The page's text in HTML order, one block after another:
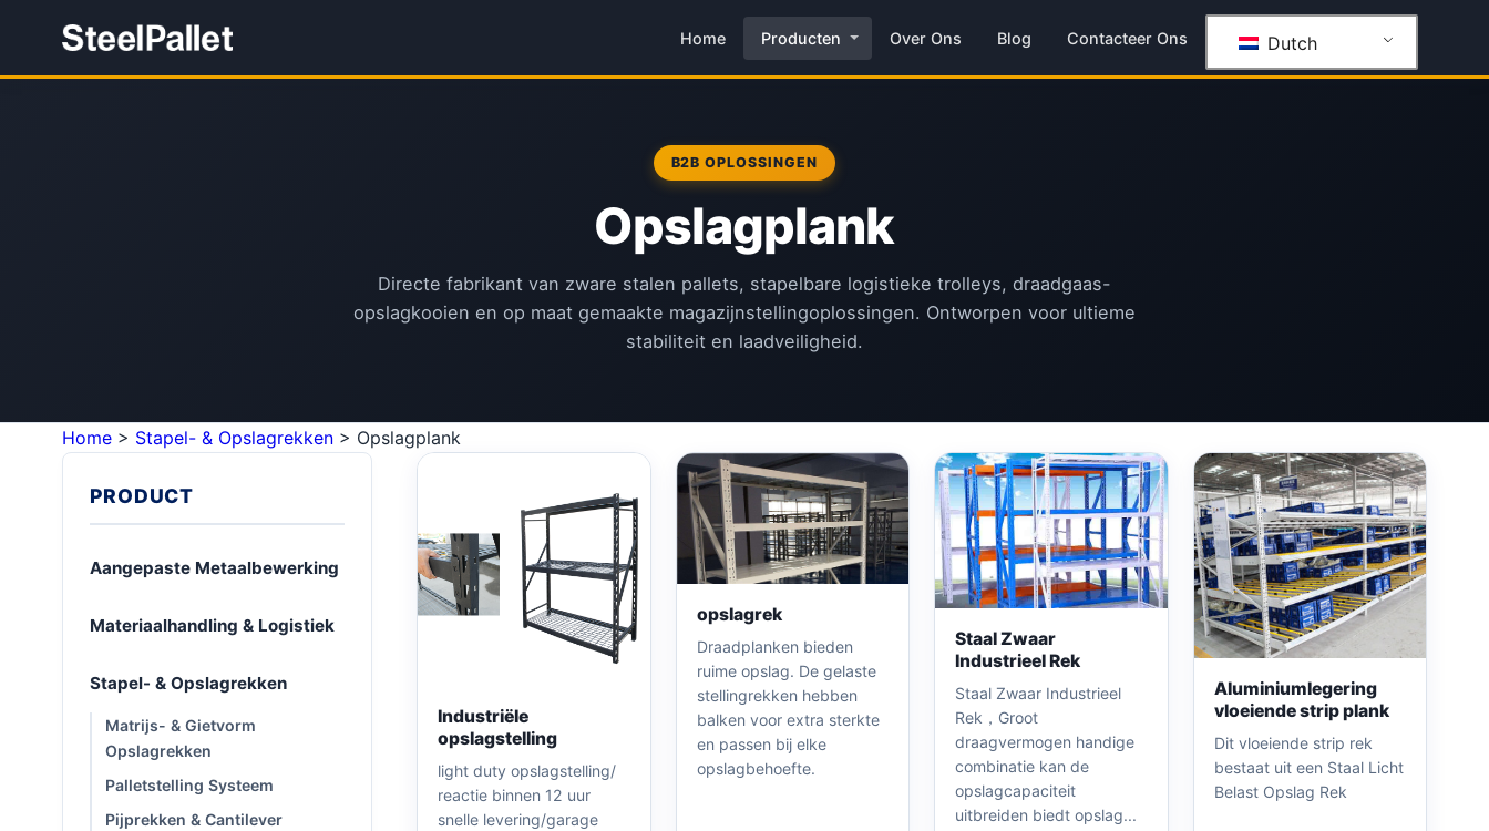
Home Producten Over Ons Blog Contacteer Ons Dutch
B2B OPLOSSINGEN
Opslagplank
Directe fabrikant van zware stalen pallets, stapelbare logistieke trolleys, draadgaas-
opslagkooien en op maat gemaakte magazijnstellingoplossingen. Ontworpen voor ultieme
stabiliteit en laadveiligheid.
Home > Stapel- & Opslagrekken > Opslagplank
PRODUCT
Aangepaste Metaalbewerking
Materiaalhandling & Logistiek
Stapel- & Opslagrekken
Matrijs- & Gietvorm
Opslagrekken
Palletstelling Systeem
Pijprekken & Cantilever
Industriële
opslagstelling
light duty opslagstelling/
reactie binnen 12 uur
snelle levering/garage
opslagrek
Draadplanken bieden
ruime opslag. De gelaste
stellingrekken hebben
balken voor extra sterkte
en passen bij elke
opslagbehoefte.
Staal Zwaar
Industrieel Rek
Staal Zwaar Industrieel
Rek，Groot
draagvermogen handige
combinatie kan de
opslagcapaciteit
uitbreiden biedt opslag...
Aluminiumlegering
vloeiende strip plank
Dit vloeiende strip rek
bestaat uit een Staal Licht
Belast Opslag Rek